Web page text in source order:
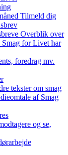
Tilmeld dig
Overblik over
Smag for Livet har
foredrag mv.
tekster om smag
af Smag
og se,